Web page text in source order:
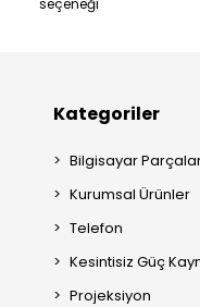
Kategoriler
Bilgisayar
Kurumsal Ürünler
Telefon
Kesintisiz Güç
Projeksiyon